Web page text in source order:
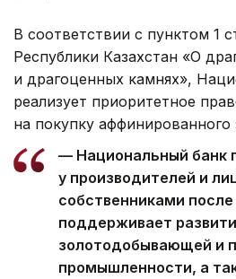
В соответствии с пунктом 1
Республики Казахстан «О
и драгоценных камнях»,
реализует приоритетное
на покупку аффинированного
— Национальный банк
у производителей и
собственниками
поддерживает
золотодобывающей и
промышленности, а